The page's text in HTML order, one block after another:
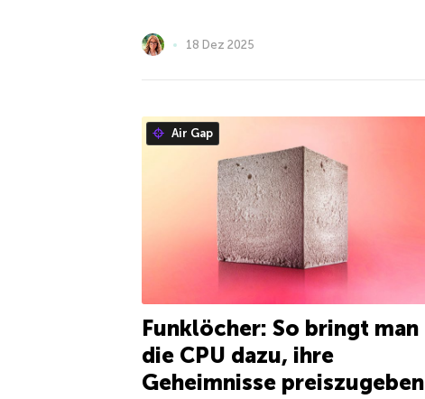
18 Dez 2025
Air Gap
Funklöcher: So bringt man
die CPU dazu, ihre
Geheimnisse preiszugeben